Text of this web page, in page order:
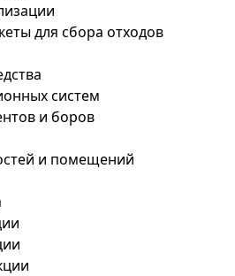
для сбора отходов
систем
и боров
и помещений